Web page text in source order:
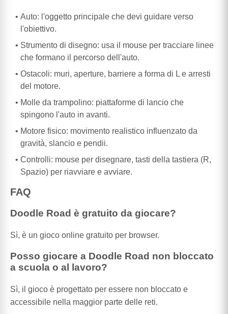
Auto: l'oggetto principale che devi guidare verso
l'obiettivo.
Strumento di disegno: usa il mouse per tracciare linee
che formano il percorso dell'auto.
Ostacoli: muri, aperture, barriere a forma di L e arresti
del motore.
Molle da trampolino: piattaforme di lancio che
spingono l'auto in avanti.
Motore fisico: movimento realistico influenzato da
gravità, slancio e pendii.
Controlli: mouse per disegnare, tasti della tastiera (R,
Spazio) per riavviare e avviare.
FAQ
Doodle Road è gratuito da giocare?
Sì, è un gioco online gratuito per browser.
Posso giocare a Doodle Road non bloccato
a scuola o al lavoro?
Sì, il gioco è progettato per essere non bloccato e
accessibile nella maggior parte delle reti.